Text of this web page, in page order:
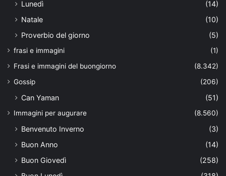
Lunedì
(14)
Natale
(10)
Proverbio del giorno
(5)
frasi e immagini
(1)
Frasi e immagini del buongiorno
(8.342)
Gossip
(206)
Can Yaman (51)
Immagini per augurare (8.560)
Benvenuto Inverno
(3)
Buon Anno
(14)
Buon Giovedì
(258)